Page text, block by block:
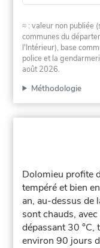
≈ : valeur non publiée
communes du
l'Intérieur), base
police et la
août 2026.
Méthodologie
Dolomieu profite
tempéré et bien
an, au-dessus de
sont chauds,
dépassant 30 °C,
environ 90 jours